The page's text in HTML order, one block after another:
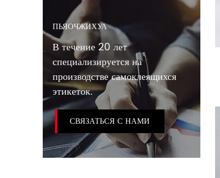
ПЬЯОЧЖИХУА
В течение 20 лет
специализируется на
производстве самоклеящихся
этикеток.
СВЯЗАТЬСЯ С НАМИ